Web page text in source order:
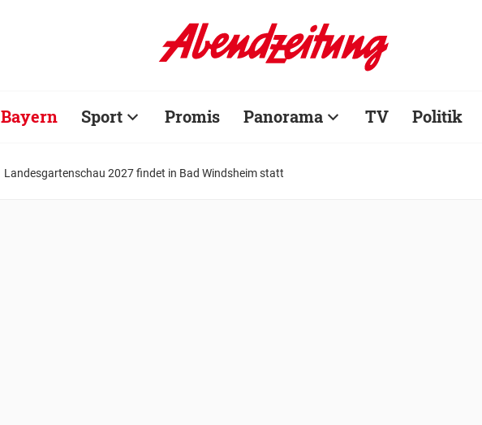
Bayern Sport Promis Panorama TV Politik
Landesgartenschau 2027 findet in Bad Windsheim statt